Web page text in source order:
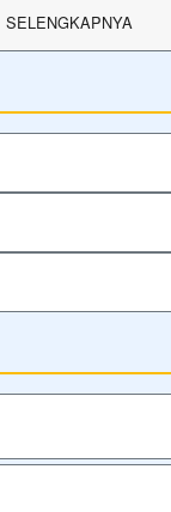
SELENGKAPNYA